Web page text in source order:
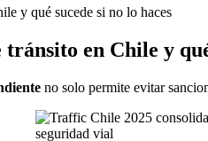
y qué sucede si no lo haces
en Chile y
no solo permite evitar